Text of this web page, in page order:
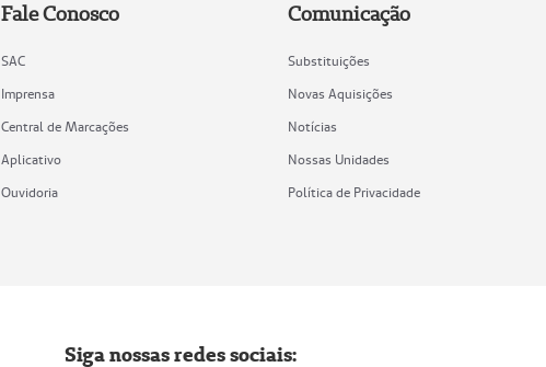
Fale Conosco
SAC
Imprensa
Central de Marcações
Aplicativo
Ouvidoria
Comunicação
Substituições
Novas Aquisições
Notícias
Nossas Unidades
Política de Privacidade
Siga nossas redes sociais: